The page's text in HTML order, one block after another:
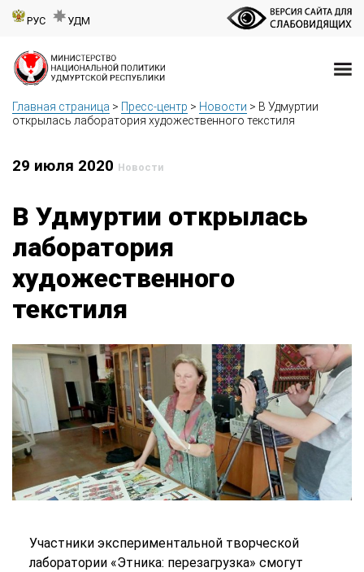
РУС УДМ
Главная страница > Пресс-центр > Новости > В Удмуртии
открылась лаборатория художественного текстиля
29 июля 2020 Новости
В Удмуртии открылась
лаборатория
художественного
текстиля
Участники экспериментальной творческой
лаборатории «Этника: перезагрузка» смогут